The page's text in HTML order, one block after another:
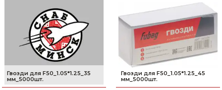
Гвозди для F50_1.05*1.25_35
мм_5000шт.
Гвозди для F50_1.05*1.25_45
мм_5000шт.